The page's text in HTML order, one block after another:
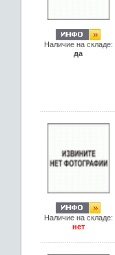
Наличие на складе:
да
Наличие на складе:
нет